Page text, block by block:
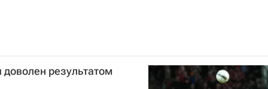
результатом